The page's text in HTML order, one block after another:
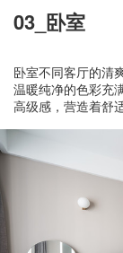
03_卧室
卧室不同客厅的清
温暖纯净的色彩充
高级感，营造着舒